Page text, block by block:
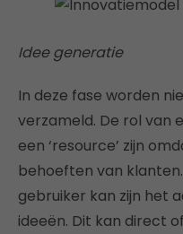
Idee generatie
In deze fase worden
verzameld. De rol van
een ‘resource’ zijn
behoeften van
gebruiker kan zijn het
ideeën. Dit kan direct